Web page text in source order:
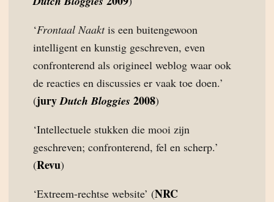
‘Frontaal Naaktis een buitengewoon
intelligent en kunstig geschreven, even
confronterend als origineel weblog waar ook
de reacties en discussies er vaak toe doen.’
(juryDutch Bloggies 2008)
‘Intellectuele stukken die mooi zijn
geschreven; confronterend, fel en scherp.’
(Revu)
‘Extreem-rechtse website’ (NRC